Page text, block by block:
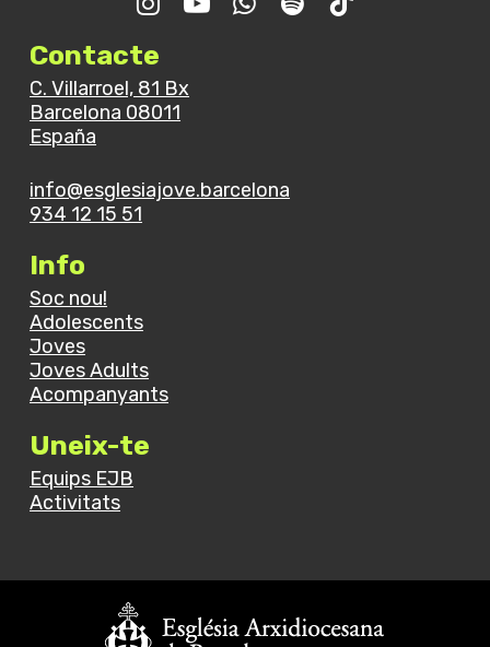
Contacte
C. Villarroel, 81 Bx
Barcelona 08011
España
info@esglesiajove.barcelona
934 12 15 51
Info
Soc nou!
Adolescents
Joves
Joves Adults
Acompanyants
Uneix-te
Equips EJB
Activitats